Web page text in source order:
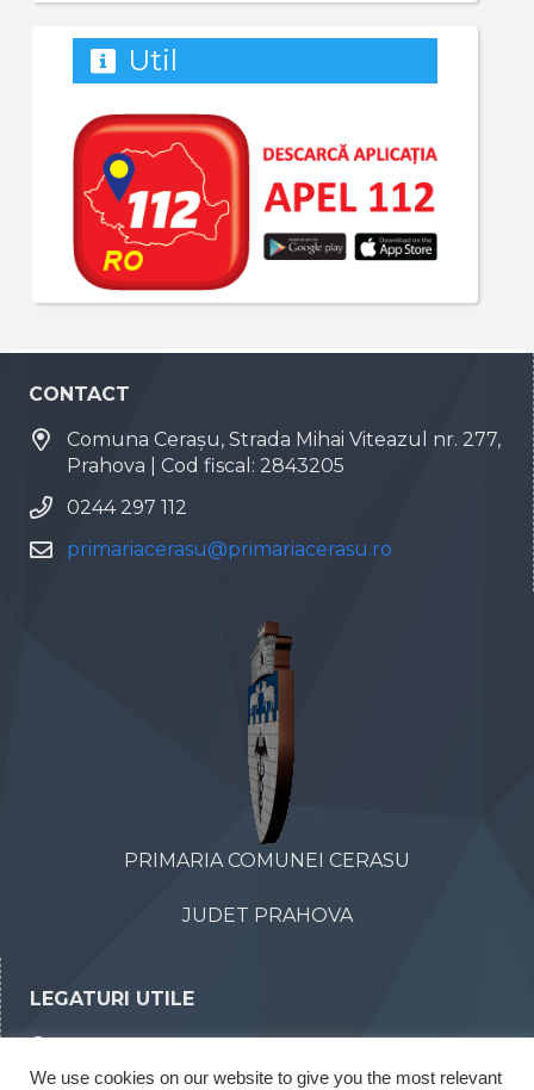
Util
CONTACT
Comuna Cerașu, Strada Mihai Viteazul nr. 277,
Prahova | Cod fiscal: 2843205
0244 297 112
primariacerasu@primariacerasu.ro
PRIMARIA COMUNEI CERASU
JUDET PRAHOVA
LEGATURI UTILE
Declaratii de interese
We use cookies on our website to give you the most relevant